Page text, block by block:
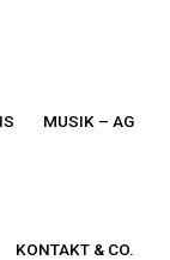
MUSIK – AG
KONTAKT & CO.